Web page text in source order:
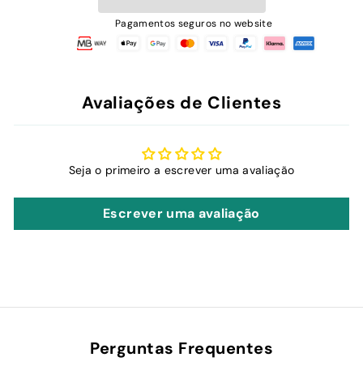
Pagamentos seguros no website
Avaliações de Clientes
Seja o primeiro a escrever uma avaliação
Escrever uma avaliação
Perguntas Frequentes